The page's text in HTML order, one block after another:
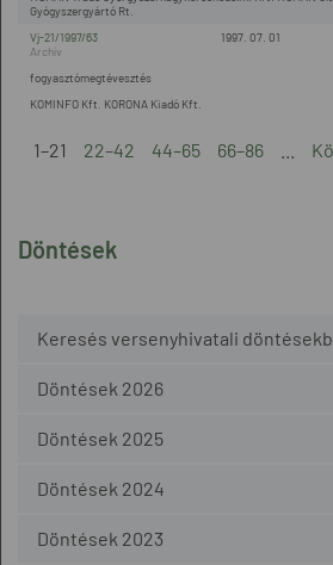
Döntések
Keresés versenyhivatali
Döntések 2026
Döntések 2025
Döntések 2024
Döntések 2023
Gyógyszergyártó Rt.
1997. 07. 01
Vj-21/1997/63
KOMINFO Kft. KORONA Kiadó Kft.
fogyasztómegtévesztés
1–21 22–42 44–65 66–86